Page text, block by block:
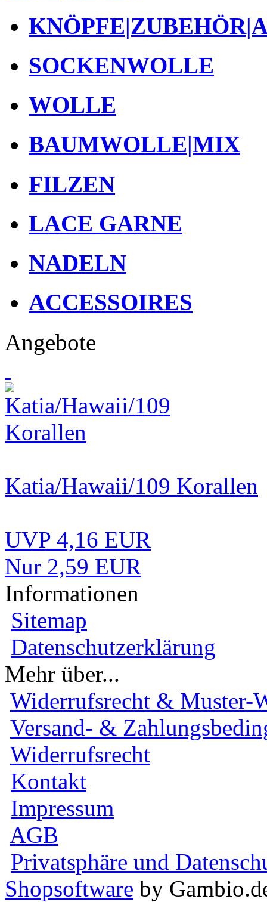
SOCKENWOLLE
WOLLE
BAUMWOLLE|MIX
FILZEN
LACE GARNE
NADELN
ACCESSOIRES
Angebote
Katia/Hawaii/109 Korallen
UVP 4,16 EUR
Nur 2,59 EUR
Informationen
Sitemap
Datenschutzerklärung
Mehr über...
Widerrufsrecht & Muster-
Versand- &
Widerrufsrecht
Kontakt
Impressum
AGB
Privatsphäre und
Shopsoftware by